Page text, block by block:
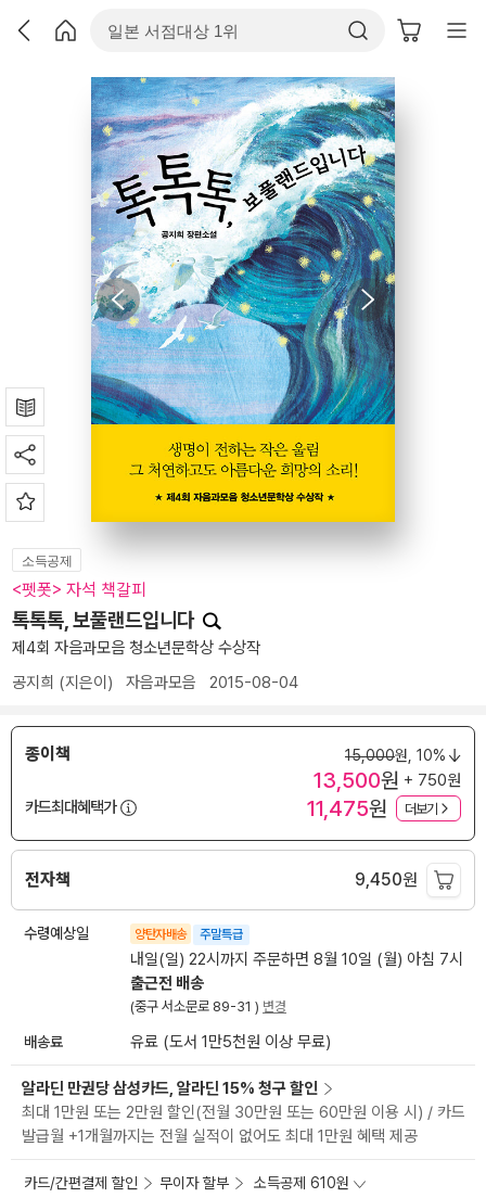
소득공제
<펫폿> 자석 책갈피
톡톡톡, 보풀랜드입니다
제4회 자음과모음 청소년문학상 수상작
공지희 (지은이) 자음과모음 2015-08-04
종이책 15,000원, 10%
13,500원 + 750원
카드최대혜택가
11,475원 더보기
전자책 9,450원
수령예상일 양탄자배송 주말특급
내일(일) 22시까지 주문하면 8월 10일 (월) 아침 7시
출근전 배송
(중구 서소문로 89-31 ) 변경
배송료 유료 (도서 1만5천원 이상 무료)
알라딘 만권당 삼성카드, 알라딘 15% 청구 할인
최대 1만원 또는 2만원 할인(전월 30만원 또는 60만원 이용 시) / 카드
발급월 +1개월까지는 전월 실적이 없어도 최대 1만원 혜택 제공
카드/간편결제 할인 무이자 할부 소득공제 610원